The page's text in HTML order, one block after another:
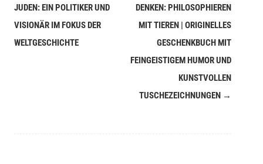
Navigation
(Beiträge)
JUDEN: EIN POLITIKER UND
VISIONÄR IM FOKUS DER
WELTGESCHICHTE
DENKEN: PHILOSOPHIEREN
MIT TIEREN | ORIGINELLES
GESCHENKBUCH MIT
FEINGEISTIGEM HUMOR UND
KUNSTVOLLEN
TUSCHEZEICHNUNGEN →